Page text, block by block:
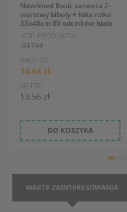
Novelmed Basic serweta 2-
warstwy bibuły + folia rolka
33x48cm 80 odcinków biała
KOD PRODUKTU:
G1744
BRUTTO
14.64 zł
NETTO
13.56 zł
DO KOSZYKA
WARTE ZAINTERESOWANIA